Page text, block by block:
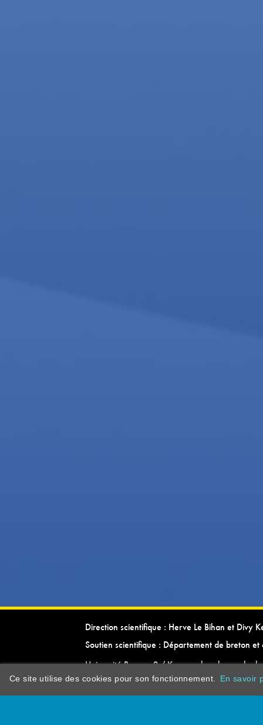
Direction scientifique : Herve Le Bihan et Divy
Soutien scientifique : Département de breton et
Université Rennes 2 / Kevrenn brezhoneg ha
Ce site utilise des cookies pour son fonctionnement. En savoir